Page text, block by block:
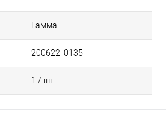
Гамма
200622_0135
1 / шт.